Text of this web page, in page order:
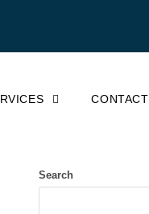
CONTACT
Search